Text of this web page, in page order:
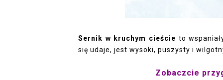
Sernik w kruchym cieście to
się udaje, jest wysoki, puszysty i
Zobaczcie